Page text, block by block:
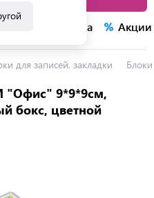
Распродажа Акции
для записей, закладки
"Офис" 9*9*9см,
бокс, цветной